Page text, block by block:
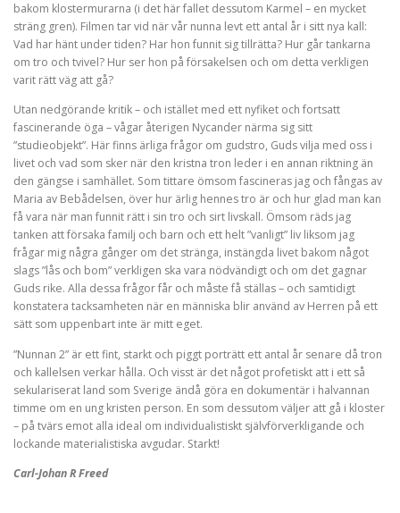
bakom klostermurarna (i det här fallet dessutom Karmel – en mycket
sträng gren). Filmen tar vid när vår nunna levt ett antal år i sitt nya kall:
Vad har hänt under tiden? Har hon funnit sig tillrätta? Hur går tankarna
om tro och tvivel? Hur ser hon på försakelsen och om detta verkligen
varit rätt väg att gå?
Utan nedgörande kritik – och istället med ett nyfiket och fortsatt
fascinerande öga – vågar återigen Nycander närma sig sitt
”studieobjekt”. Här finns ärliga frågor om gudstro, Guds vilja med oss i
livet och vad som sker när den kristna tron leder i en annan riktning än
den gängse i samhället. Som tittare ömsom fascineras jag och fångas av
Maria av Bebådelsen, över hur ärlig hennes tro är och hur glad man kan
få vara när man funnit rätt i sin tro och sirt livskall. Ömsom räds jag
tanken att försaka familj och barn och ett helt ”vanligt” liv liksom jag
frågar mig några gånger om det stränga, instängda livet bakom något
slags ”lås och bom” verkligen ska vara nödvändigt och om det gagnar
Guds rike. Alla dessa frågor får och måste få ställas – och samtidigt
konstatera tacksamheten när en människa blir använd av Herren på ett
sätt som uppenbart inte är mitt eget.
”Nunnan 2” är ett fint, starkt och piggt porträtt ett antal år senare då tron
och kallelsen verkar hålla. Och visst är det något profetiskt att i ett så
sekulariserat land som Sverige ändå göra en dokumentär i halvannan
timme om en ung kristen person. En som dessutom väljer att gå i kloster
– på tvärs emot alla ideal om individualistiskt självförverkligande och
lockande materialistiska avgudar. Starkt!
Carl-Johan R Freed